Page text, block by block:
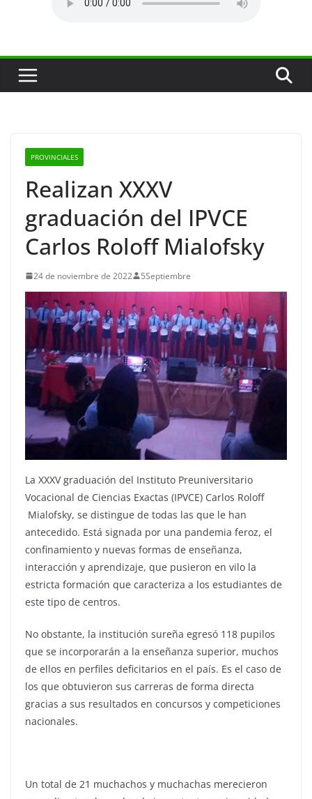
PROVINCIALES
Realizan XXXV
graduación del IPVCE
Carlos Roloff Mialofsky
24 de noviembre de 2022 5Septiembre
La XXXV graduación del Instituto Preuniversitario
Vocacional de Ciencias Exactas (IPVCE) Carlos Roloff
Mialofsky, se distingue de todas las que le han
antecedido. Está signada por una pandemia feroz, el
confinamiento y nuevas formas de enseñanza,
interacción y aprendizaje, que pusieron en vilo la
estricta formación que caracteriza a los estudiantes de
este tipo de centros.
No obstante, la institución sureña egresó 118 pupilos
que se incorporarán a la enseñanza superior, muchos
de ellos en perfiles deficitarios en el país. Es el caso de
los que obtuvieron sus carreras de forma directa
gracias a sus resultados en concursos y competiciones
nacionales.
Un total de 21 muchachos y muchachas merecieron